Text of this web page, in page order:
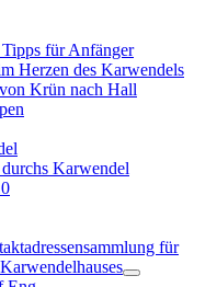
für Anfänger
Herzen des Karwendels
Krün nach Hall
Karwendel
für